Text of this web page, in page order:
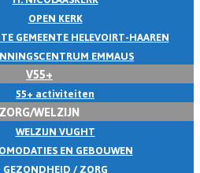
OPEN KERK
GEMEENTE HELEVOIRT-HAAREN
EMMAUS
V55+
55+ activiteiten
ZORG/WELZIJN
WELZIJN VUGHT
EN GEBOUWEN
GEZONDHEID / ZORG